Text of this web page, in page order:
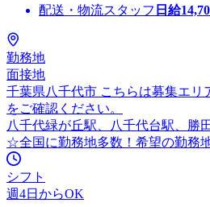
配送・物流スタッフ 日給
勤務地
面接地
千葉県八千代市 こちらは募集エリ
をご確認ください。
八千代緑が丘駅、八千代台駅、勝
☆全国に勤務地多数！希望の勤務
シフト
週4日からOK